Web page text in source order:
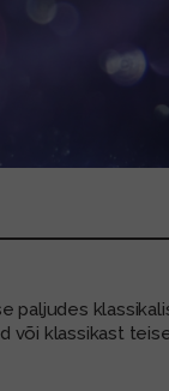
paljudes
või klassikast